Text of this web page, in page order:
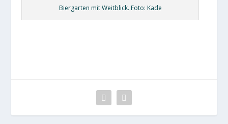
Biergarten mit Weitblick. Foto: Kade